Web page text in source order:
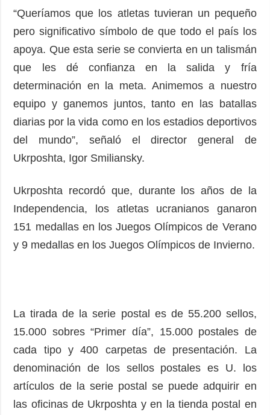
“Queríamos que los atletas tuvieran un pequeño
pero significativo símbolo de que todo el país los
apoya. Que esta serie se convierta en un talismán
que les dé confianza en la salida y fría
determinación en la meta. Animemos a nuestro
equipo y ganemos juntos, tanto en las batallas
diarias por la vida como en los estadios deportivos
del mundo”, señaló el director general de
Ukrposhta, Igor Smiliansky.
Ukrposhta recordó que, durante los años de la
Independencia, los atletas ucranianos ganaron
151 medallas en los Juegos Olímpicos de Verano
y 9 medallas en los Juegos Olímpicos de Invierno.
La tirada de la serie postal es de 55.200 sellos,
15.000 sobres “Primer día”, 15.000 postales de
cada tipo y 400 carpetas de presentación. La
denominación de los sellos postales es U. los
artículos de la serie postal se puede adquirir en
las oficinas de Ukrposhta y en la tienda postal en